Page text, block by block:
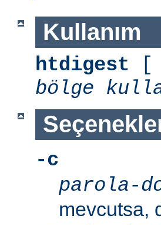
Kullanım
htdigest [
bölge
-c
parola-
mevcutsa,